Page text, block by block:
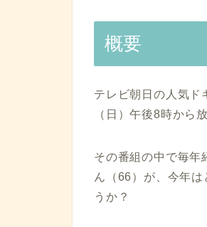
概要
テレビ朝日の人気ド
（日）午後8時から
その番組の中で毎年
ん（66）が、今年
うか？